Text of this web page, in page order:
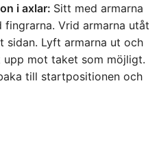
i axlar: Sitt med armarna
fingrarna. Vrid armarna utåt
sidan. Lyft armarna ut och
mot taket som möjligt.
till startpositionen och